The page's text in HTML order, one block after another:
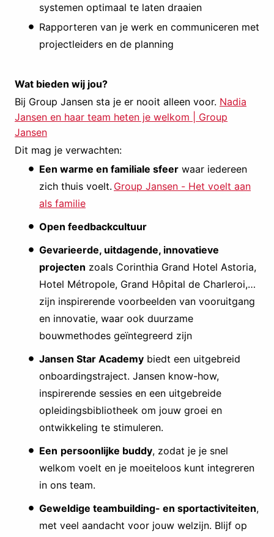
systemen optimaal te laten draaien
Rapporteren van je werk en communiceren met
projectleiders en de planning
Wat bieden wij jou?
Bij Group Jansen sta je er nooit alleen voor. Nadia
Jansen en haar team heten je welkom | Group
Jansen
Dit mag je verwachten:
Een warme en familiale sfeer waar iedereen
zich thuis voelt. Group Jansen - Het voelt aan
als familie
Open feedbackcultuur
Gevarieerde, uitdagende, innovatieve
projecten zoals Corinthia Grand Hotel Astoria,
Hotel Métropole, Grand Hôpital de Charleroi,…
zijn inspirerende voorbeelden van vooruitgang
en innovatie, waar ook duurzame
bouwmethodes geïntegreerd zijn
Jansen Star Academy biedt een uitgebreid
onboardingstraject. Jansen know-how,
inspirerende sessies en een uitgebreide
opleidingsbibliotheek om jouw groei en
ontwikkeling te stimuleren.
Een persoonlijke buddy, zodat je je snel
welkom voelt en je moeiteloos kunt integreren
in ons team.
Geweldige teambuilding- en sportactiviteiten,
met veel aandacht voor jouw welzijn. Blijf op